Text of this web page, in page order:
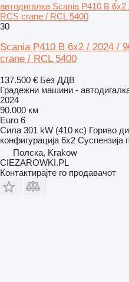
автодигалка Scania P410 B
RCS crane / RCL 5400
30
Scania P410 B 6x2 / 2024 /
crane / RCL 5400
137.500 € Без ДДВ
Градежни машини -
2024
90.000 км
Euro 6
Сила 301 kW (410 кс) Гориво
конфигурација 6x2 Суспензија
Полска, Krakow
CIEZAROWKI.PL
Контактирајте го продавачот